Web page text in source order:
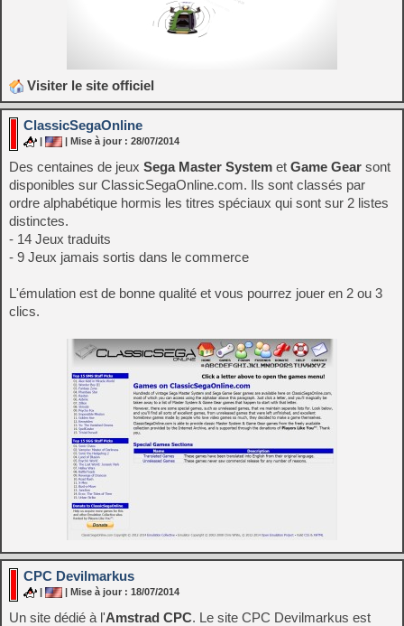
Visiter le site officiel
ClassicSegaOnline
| | Mise à jour : 28/07/2014
Des centaines de jeux Sega Master System et Game Gear sont
disponibles sur ClassicSegaOnline.com. Ils sont classés par
ordre alphabétique hormis les titres spéciaux qui sont sur 2 listes
distinctes.
- 14 Jeux traduits
- 9 Jeux jamais sortis dans le commerce
L'émulation est de bonne qualité et vous pourrez jouer en 2 ou 3
clics.
CPC Devilmarkus
| | Mise à jour : 18/07/2014
Un site dédié à l'Amstrad CPC. Le site CPC Devilmarkus est